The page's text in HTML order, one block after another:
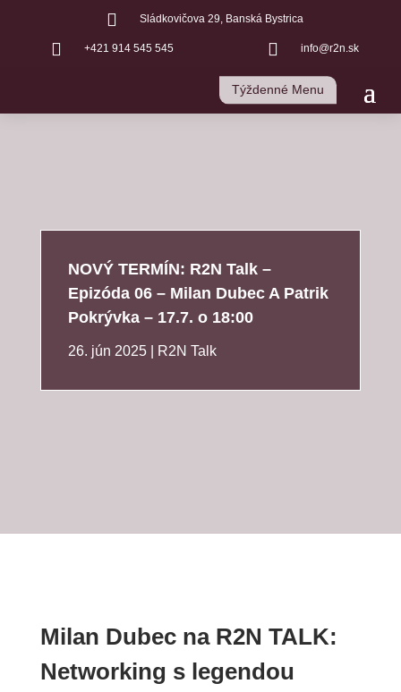
 Sládkovičova 29, Banská Bystrica
 +421 914 545 545  info@r2n.sk
Týždenné Menu
NOVÝ TERMÍN: R2N Talk –
Epizóda 06 – Milan Dubec A Patrik
Pokrývka – 17.7. o 18:00
26. jún 2025| R2N Talk
Milan Dubec na R2N TALK:
Networking s legendou